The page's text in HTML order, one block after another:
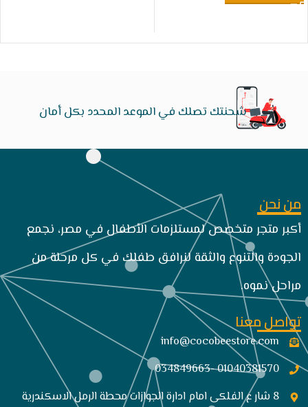
شحنتك تصلك في الموعد المحدد بكل أمان
من نحن
أكبر متجر متخصص لمستلزمات الأطفال في مصر، نجمع
الجودة والتنوع والثقة لنرافق طفلك في كل مرحلة من
مراحل نموه.
تواصل معنا
info@cocobeestore.com​
01040381570 -034849663
8 شار ع الفلكى امام ادارة الجوازات محطة الرمل الاسكندرية